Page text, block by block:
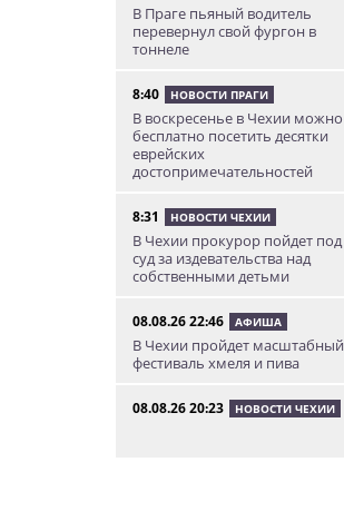
В Праге пьяный водитель
перевернул свой фургон в
тоннеле
8:40 НОВОСТИ ПРАГИ
В воскресенье в Чехии можно
бесплатно посетить десятки
еврейских
достопримечательностей
8:31 НОВОСТИ ЧЕХИИ
В Чехии прокурор пойдет под
суд за издевательства над
собственными детьми
08.08.26 22:46 АФИША
В Чехии пройдет масштабный
фестиваль хмеля и пива
08.08.26 20:23 НОВОСТИ ЧЕХИИ